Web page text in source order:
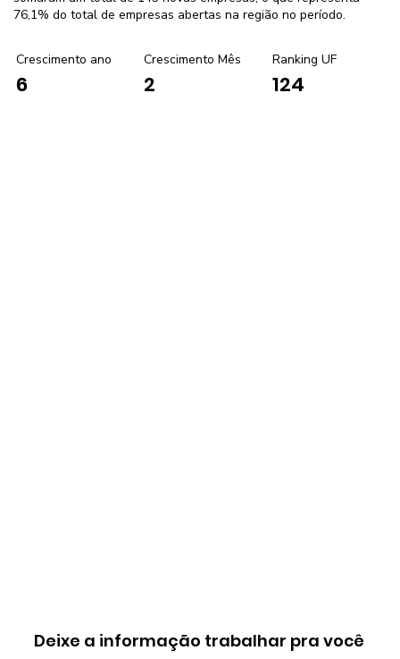
76,1% do total de empresas abertas na região no período.
Crescimento ano
6
Crescimento Mês
2
Ranking UF
124
Deixe a informação trabalhar pra você